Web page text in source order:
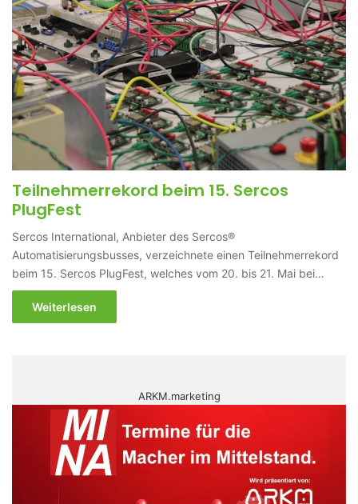
Teilnehmerrekord beim 15. Sercos
PlugFest
Sercos International, Anbieter des Sercos®
Automatisierungsbusses, verzeichnete einen Teilnehmerrekord
beim 15. Sercos PlugFest, welches vom 20. bis 21. Mai bei…
Weiterlesen
ARKM.marketing